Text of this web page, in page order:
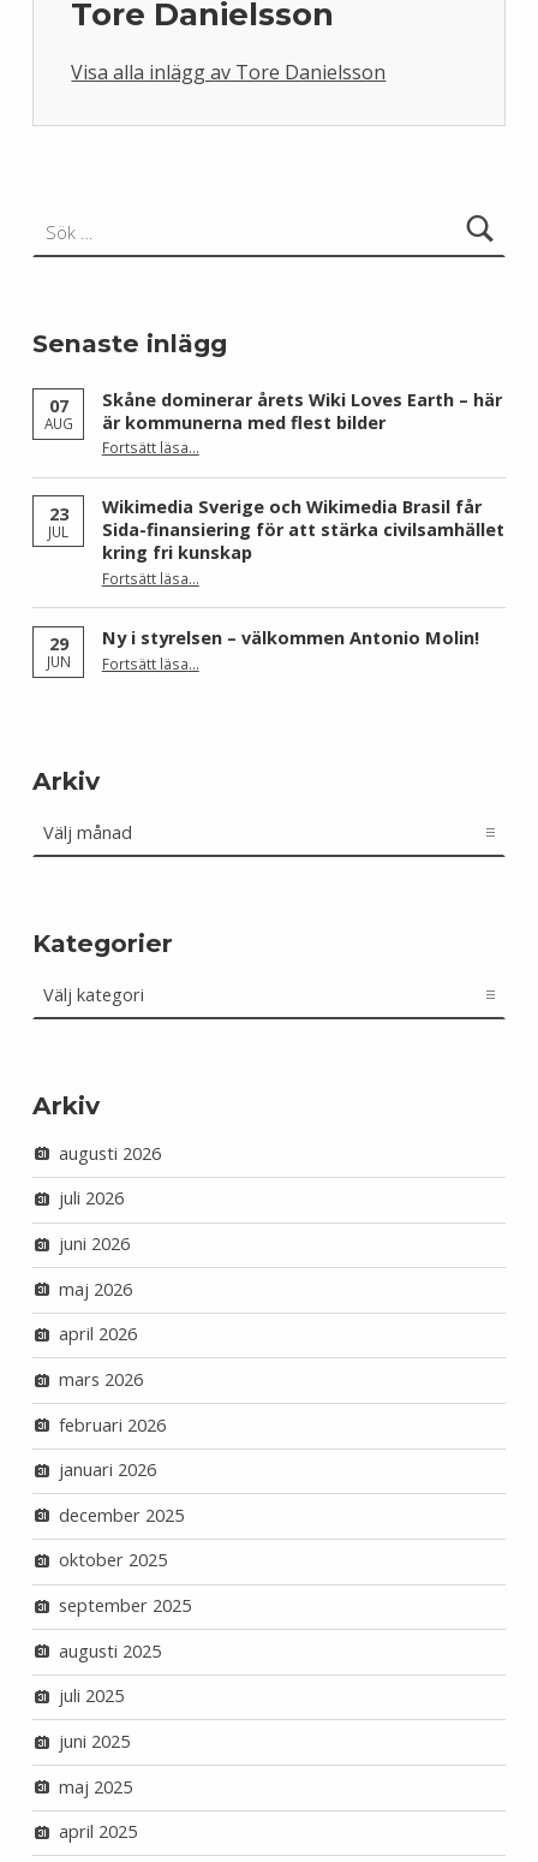
Tore Danielsson
Visa alla inlägg av Tore Danielsson
Skip back to main navigation
Senaste inlägg
07
AUG
Skåne dominerar årets Wiki Loves Earth – här
är kommunerna med flest bilder
Fortsätt läsa“Skåne dominerar årets Wiki Loves Earth – här är kommunerna med flest bilder”
…
23
JUL
Wikimedia Sverige och Wikimedia Brasil får
Sida-finansiering för att stärka civilsamhället
kring fri kunskap
Fortsätt läsa“Wikimedia Sverige och Wikimedia Brasil får Sida-finansiering för att stärka civilsamhället kring fri kunskap”
…
29
JUN
Ny i styrelsen – välkommen Antonio Molin!
Fortsätt läsa“Ny i styrelsen – välkommen Antonio Molin!”
…
Arkiv
Kategorier
Arkiv
augusti 2026
juli 2026
juni 2026
maj 2026
april 2026
mars 2026
februari 2026
januari 2026
december 2025
oktober 2025
september 2025
augusti 2025
juli 2025
juni 2025
maj 2025
april 2025